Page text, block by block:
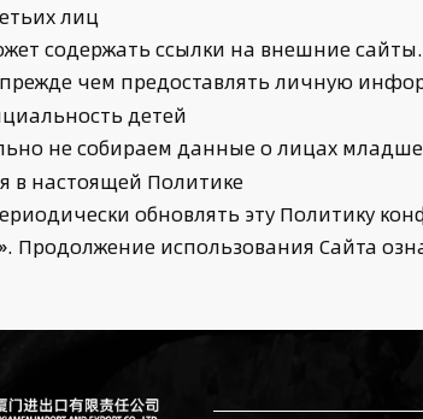
лиц
содержать ссылки на внешние
чем предоставлять личную
детей
не собираем данные о лицах
в настоящей Политике
обновлять эту Политику
Продолжение использования Сайта